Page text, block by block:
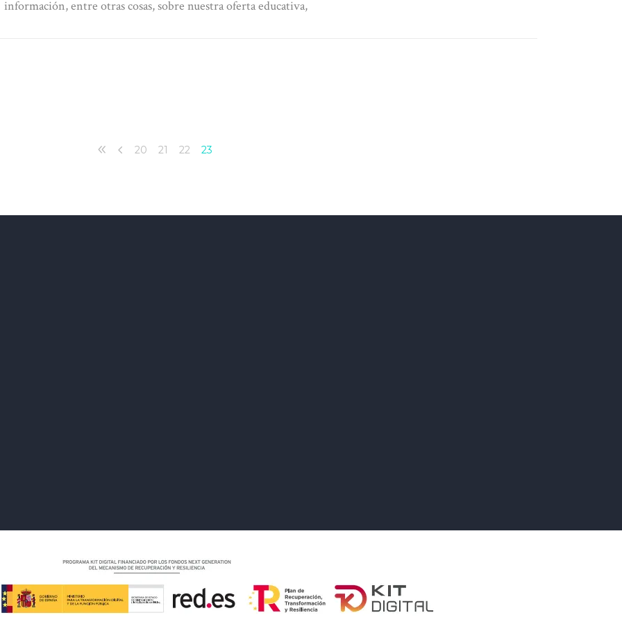
información, entre otras cosas, sobre nuestra oferta educativa,
20 21 22 23